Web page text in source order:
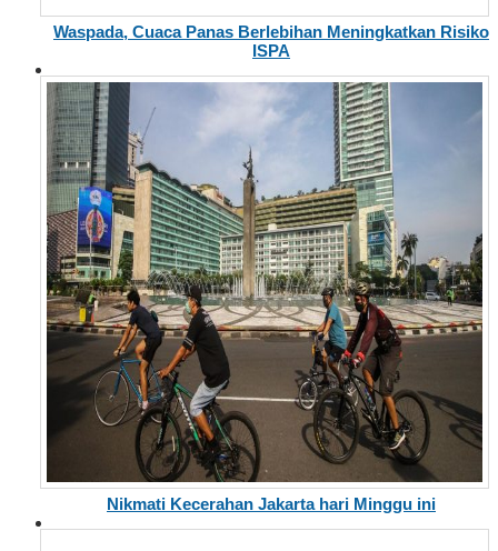
Waspada, Cuaca Panas Berlebihan Meningkatkan Risiko
ISPA
Nikmati Kecerahan Jakarta hari Minggu ini